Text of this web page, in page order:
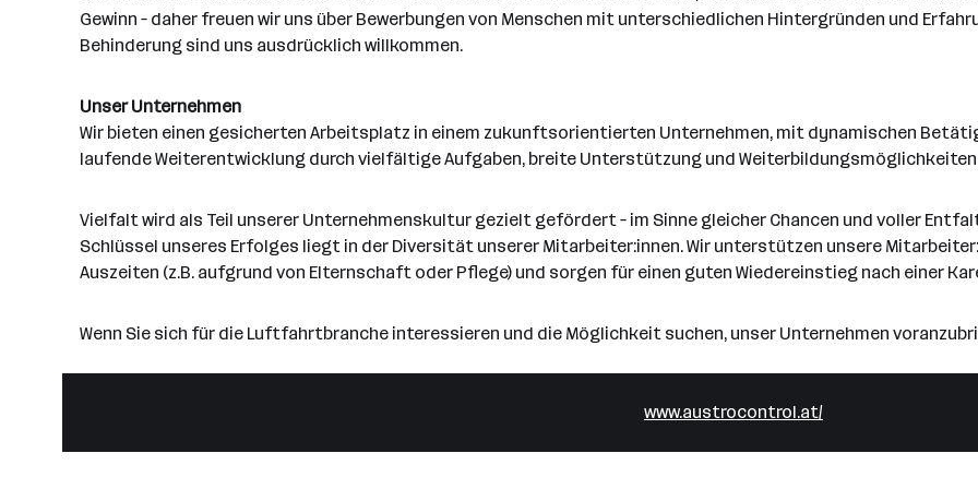
Gewinn – daher freuen wir uns über Bewerbungen von Menschen mit unterschiedlichen Hintergründen und
Behinderung sind uns ausdrücklich willkommen.
Unser Unternehmen
Wir bieten einen gesicherten Arbeitsplatz in einem zukunftsorientierten Unternehmen, mit dynamischen
laufende Weiterentwicklung durch vielfältige Aufgaben, breite Unterstützung und
Vielfalt wird als Teil unserer Unternehmenskultur gezielt gefördert – im Sinne gleicher Chancen und voller
Schlüssel unseres Erfolges liegt in der Diversität unserer Mitarbeiter:innen. Wir unterstützen unsere
Auszeiten (z.B. aufgrund von Elternschaft oder Pflege) und sorgen für einen guten Wiedereinstieg nach einer
Wenn Sie sich für die Luftfahrtbranche interessieren und die Möglichkeit suchen, unser Unternehmen
www.austrocontrol.at/